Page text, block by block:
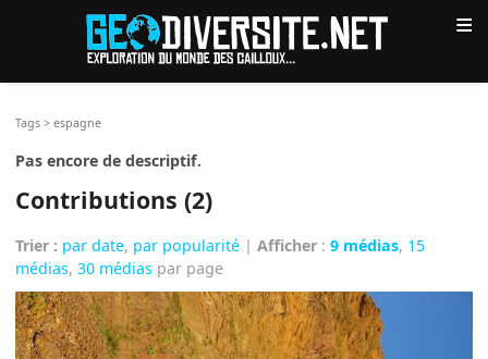
≡
Tags >espagne
Pas encore de descriptif.
Contributions (2)
Trier : par date, par popularité |Afficher :9 médias, 15
médias,30 médias par page